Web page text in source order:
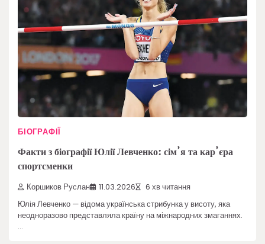
БІОГРАФІЇ
Факти з біографії Юлії Левченко: сім’я та кар’єра
спортсменки
Коршиков Руслан 11.03.2026 6 хв читання
Юлія Левченко — відома українська стрибунка у висоту, яка
неодноразово представляла країну на міжнародних змаганнях.
…